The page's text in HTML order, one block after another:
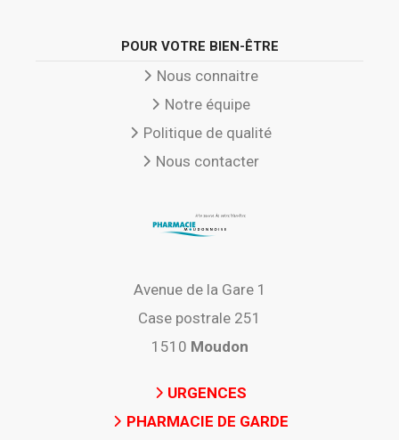
POUR VOTRE BIEN-ÊTRE
Nous connaitre
Notre équipe
Politique de qualité
Nous contacter
Avenue de la Gare 1
Case postrale 251
1510 Moudon
URGENCES
PHARMACIE DE GARDE